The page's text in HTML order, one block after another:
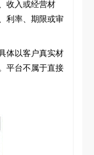
收入或经营材
利率、期限或审
体以客户真实材
平台不属于直接